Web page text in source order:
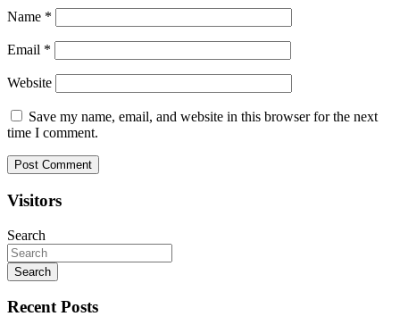
Name *
Email *
Website
Save my name, email, and website in this browser for the next
time I comment.
Visitors
Search
Search
Recent Posts